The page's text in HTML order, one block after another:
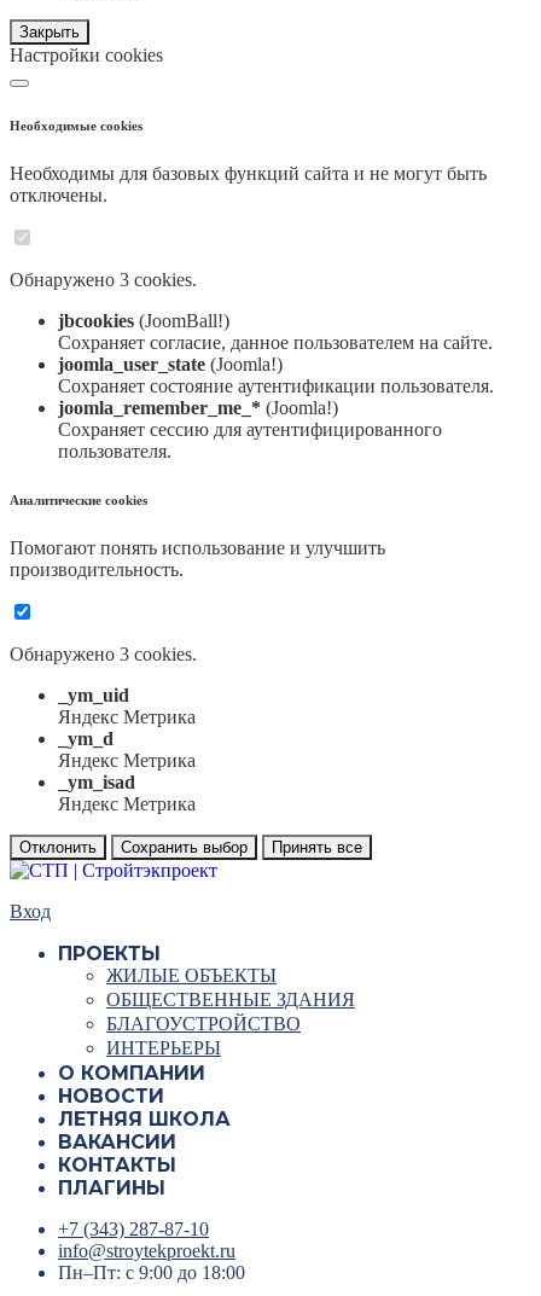
Закрыть
Настройки cookies
Необходимые cookies
Необходимы для базовых функций сайта и не могут быть
отключены.
Обнаружено 3 cookies.
jbcookies (JoomBall!)
Сохраняет согласие, данное пользователем на сайте.
joomla_user_state (Joomla!)
Сохраняет состояние аутентификации пользователя.
joomla_remember_me_* (Joomla!)
Сохраняет сессию для аутентифицированного
пользователя.
Аналитические cookies
Помогают понять использование и улучшить
производительность.
Обнаружено 3 cookies.
_ym_uid
Яндекс Метрика
_ym_d
Яндекс Метрика
_ym_isad
Яндекс Метрика
Отклонить Сохранить выбор Принять все
Вход
ПРОЕКТЫ
ЖИЛЫЕ ОБЪЕКТЫ
ОБЩЕСТВЕННЫЕ ЗДАНИЯ
БЛАГОУСТРОЙСТВО
ИНТЕРЬЕРЫ
О КОМПАНИИ
НОВОСТИ
ЛЕТНЯЯ ШКОЛА
ВАКАНСИИ
КОНТАКТЫ
ПЛАГИНЫ
+7 (343) 287-87-10
info@stroytekproekt.ru
Пн–Пт: с 9:00 до 18:00